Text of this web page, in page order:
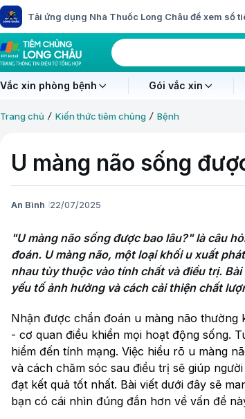
Tải ứng dụng Nhà Thuốc Long Châu để xem sổ
Vắc xin phòng bệnh Gói vắc xin
Trang chủ Kiến thức tiêm chủng Bệnh
U màng não sống
An Bình 22/07/2025
"U màng não sống được bao lâu?" là câu
đoán. U màng não, một loại khối u xuất
nhau tùy thuộc vào tính chất và điều trị.
yếu tố ảnh hưởng và cách cải thiện chất
Nhận được chẩn đoán u màng não thường
- cơ quan điều khiển mọi hoạt động sống.
hiểm đến tính mạng. Việc hiểu rõ u màng
và cách chăm sóc sau điều trị sẽ giúp
đạt kết quả tốt nhất. Bài viết dưới đây sẽ
bạn có cái nhìn đúng đắn hơn về vấn đề